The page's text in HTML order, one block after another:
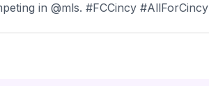
in @mls. #FCCincy #AllForCincy